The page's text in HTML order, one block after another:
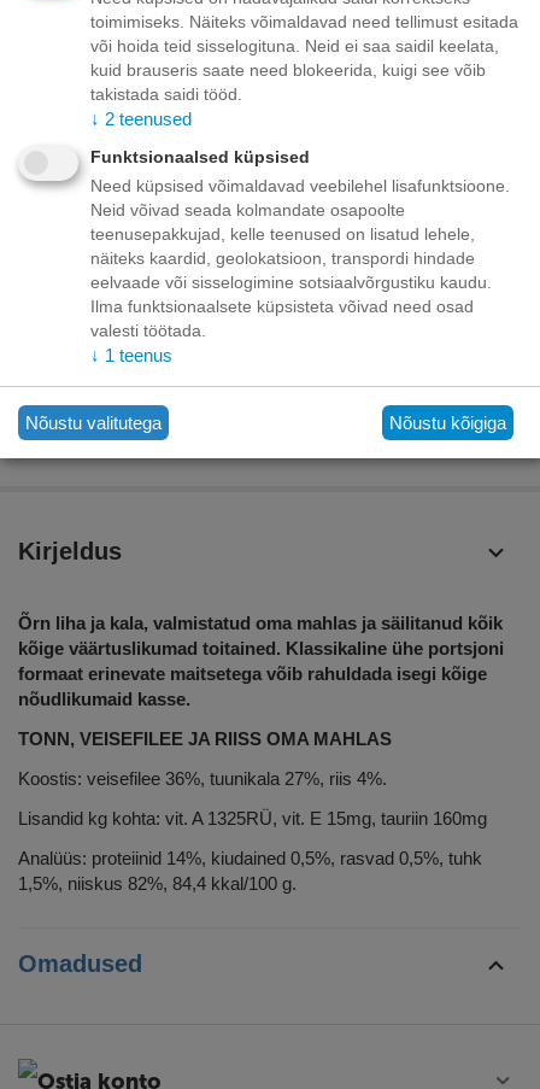
saadaval:
09/08/2026
Minimaalne kogus tootele "SCHESIR Cat Tuna, Beef Fillets and Rice
natural style 85g - tuunikala, veisefilee ja riis oma mahlaga"
Lisage sooviloendisse
Kohaletoimetamine
Tasuta kohaletoimetamine teie ukse taha tellimustele üle
70.00 euro!
Saatmiskulud kuni 69,99 eurot:
Venipaki kullerteenus – 10.00 EUR
Unisend pakiautomaat - 3,50 eurot
Makse
Kirjeldus
Õrn liha ja kala, valmistatud oma mahlas ja säilitanud kõik
kõige väärtuslikumad toitained. Klassikaline ühe portsjoni
formaat erinevate maitsetega võib rahuldada isegi kõige
nõudlikumaid kasse.
TONN, VEISEFILEE JA RIISS OMA MAHLAS
Koostis: veisefilee 36%, tuunikala 27%, riis 4%.
Lisandid kg kohta: vit. A 1325RÜ, vit. E 15mg, tauriin 160mg
Analüüs: proteiinid 14%, kiudained 0,5%, rasvad 0,5%, tuhk
1,5%, niiskus 82%, 84,4 kkal/100 g.
Omadused
Ostja konto
toimimiseks. Näiteks võimaldavad need tellimust esitada
või hoida teid sisselogituna. Neid ei saa saidil keelata,
kuid brauseris saate need blokeerida, kuigi see võib
takistada saidi tööd.
↓ 2 teenused
Funktsionaalsed küpsised
Need küpsised võimaldavad veebilehel lisafunktsioone.
Neid võivad seada kolmandate osapoolte
teenusepakkujad, kelle teenused on lisatud lehele,
näiteks kaardid, geolokatsioon, transpordi hindade
eelvaade või sisselogimine sotsiaalvõrgustiku kaudu.
Ilma funktsionaalsete küpsisteta võivad need osad
valesti töötada.
↓ 1 teenus
Nõustu valitutega Nõustu kõigiga